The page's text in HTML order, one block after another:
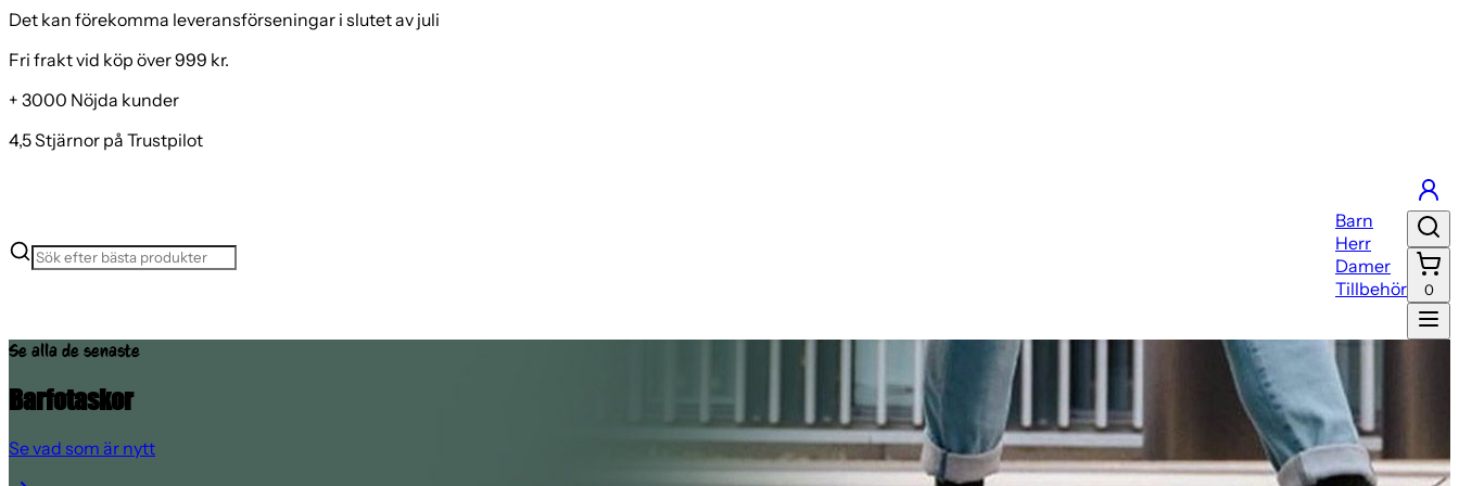
Det kan förekomma leveransförseningar i slutet av juli
Fri frakt vid köp över 999 kr.
+ 3000 Nöjda kunder
4,5 Stjärnor på Trustpilot
Barn
Herr
Damer
Tillbehör
0
Se alla de senaste
Barfotaskor
Se vad som är nytt